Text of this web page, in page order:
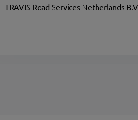
- TRAVIS Road Services Netherlands